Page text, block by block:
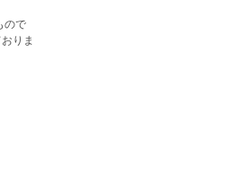
ので
りま